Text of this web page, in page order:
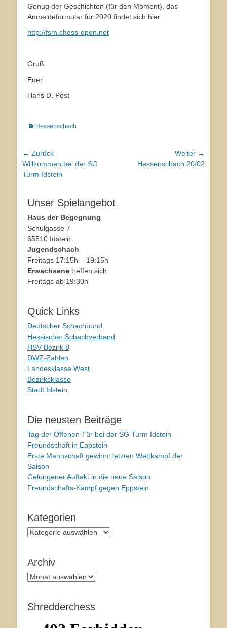
Genug der Geschichten (für den Moment), das
Anmeldeformular für 2020 findet sich hier:
http://fsm.chess-open.net
Gruß
Euer
Hans D. Post
Kategorien
Hessenschach
Beitragsnavigation
← Zurück
Vorhergehender
Beitrag:
Willkommen bei der SG
Turm Idstein
Weiter →
NächsterHessenschach 20/02
Unser Spielangebot
Haus der Begegnung
Schulgasse 7
65510 Idstein
Jugendschach
Freitags 17:15h – 19:15h
Erwachsene treffen sich
Freitags ab 19:30h
Quick Links
Deutscher Schachbund
Hessischer Schachverband
HSV Bezirk 8
DWZ-Zahlen
Landesklasse West
Bezirksklasse
Stadt Idstein
Die neusten Beiträge
Tag der Offenen Tür bei der SG Turm Idstein
Freundschaft in Eppstein
Erste Mannschaft gewinnt letzten Wettkampf der
Saison
Gelungener Auftakt in die neue Saison
Freundschafts-Kampf gegen Eppstein
Kategorien
Kategorien
Archiv
Archiv
Shredderchess